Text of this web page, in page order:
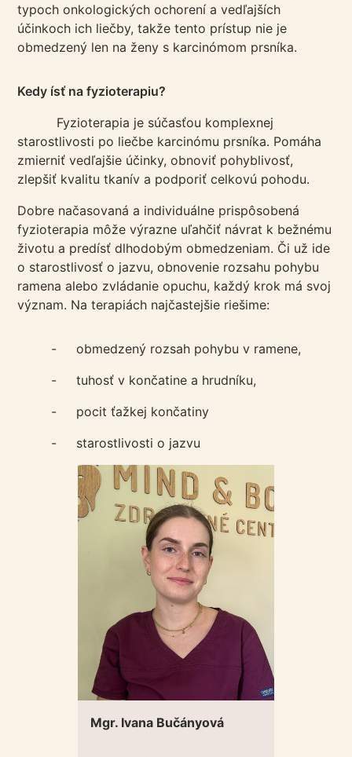
typoch onkologických ochorení a vedľajších
účinkoch ich liečby, takže tento prístup nie je
obmedzený len na ženy s karcinómom prsníka.
Kedy ísť na fyzioterapiu?
Fyzioterapia je súčasťou komplexnej
starostlivosti po liečbe karcinómu prsníka. Pomáha
zmierniť vedľajšie účinky, obnoviť pohyblivosť,
zlepšiť kvalitu tkanív a podporiť celkovú pohodu.
Dobre načasovaná a individuálne prispôsobená
fyzioterapia môže výrazne uľahčiť návrat k bežnému
životu a predísť dlhodobým obmedzeniam. Či už ide
o starostlivosť o jazvu, obnovenie rozsahu pohybu
ramena alebo zvládanie opuchu, každý krok má svoj
význam. Na terapiách najčastejšie riešime:
- obmedzený rozsah pohybu v ramene,
- tuhosť v končatine a hrudníku,
- pocit ťažkej končatiny
- starostlivosti o jazvu
Mgr. Ivana Bučányová